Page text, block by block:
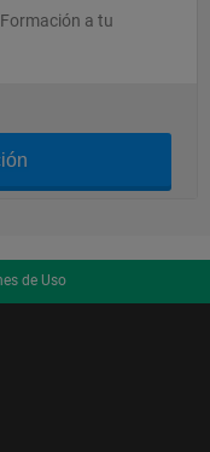
a tu
de Uso